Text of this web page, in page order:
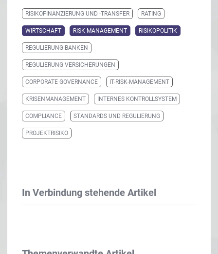
RISIKOFINANZIERUNG UND -TRANSFER RATING
WIRTSCHAFT RISK MANAGEMENT RISIKOPOLITIK
REGULIERUNG BANKEN
REGULIERUNG VERSICHERUNGEN
CORPORATE GOVERNANCE IT-RISK-MANAGEMENT
KRISENMANAGEMENT INTERNES KONTROLLSYSTEM
COMPLIANCE STANDARDS UND REGULIERUNG
PROJEKTRISIKO
In Verbindung stehende Artikel